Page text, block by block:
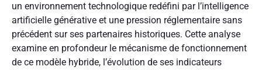
un environnement technologique redéfini par l’intelligence
artificielle générative et une pression réglementaire sans
précédent sur ses partenaires historiques. Cette analyse
examine en profondeur le mécanisme de fonctionnement
de ce modèle hybride, l’évolution de ses indicateurs